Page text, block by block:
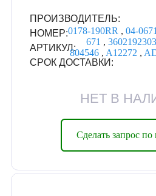
ПРОИЗВОДИТЕЛЬ:
НОМЕР:0178-190RR ,04-0671
671 ,
804546 , A12272 ,
АРТИКУЛ:
СРОК ДОСТАВКИ:
НЕТ В
Сделать запрос